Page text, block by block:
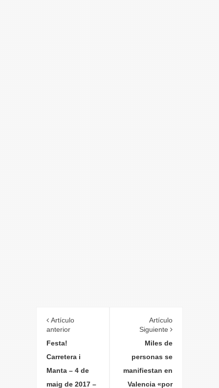
Artículo
anterior
Festa!
Carretera i
Manta – 4 de
maig de 2017 –
Artículo
Siguiente
Miles de
personas se
manifiestan en
Valencia «por